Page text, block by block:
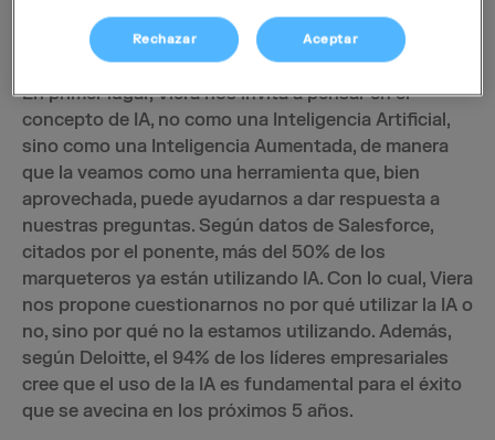
sobre la convergencia entre la IA, la robótica y el
marketing digital, en una extensa charla online.
En primer lugar, Viera nos invita a pensar en el
concepto de IA, no como una Inteligencia Artificial,
sino como una Inteligencia Aumentada, de manera
que la veamos como una herramienta que, bien
aprovechada, puede ayudarnos a dar respuesta a
nuestras preguntas. Según datos de Salesforce,
citados por el ponente, más del 50% de los
marqueteros ya están utilizando IA. Con lo cual, Viera
nos propone cuestionarnos no por qué utilizar la IA o
no, sino por qué no la estamos utilizando. Además,
según Deloitte, el 94% de los líderes empresariales
cree que el uso de la IA es fundamental para el éxito
que se avecina en los próximos 5 años.
Rechazar Aceptar